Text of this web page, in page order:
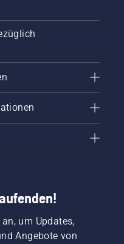
um Updates,
Angebote von